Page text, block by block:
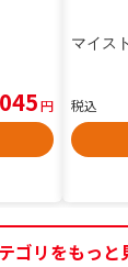
円
マイス
税込
ゴリをもっと